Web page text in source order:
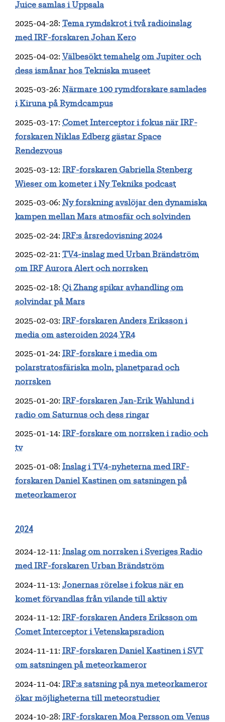
Juice samlas i Uppsala
2025-04-28: Tema rymdskrot i två radioinslag
med IRF-forskaren Johan Kero
2025-04-02: Välbesökt temahelg om Jupiter och
dess ismånar hos Tekniska museet
2025-03-26: Närmare 100 rymdforskare samlades
i Kiruna på Rymdcampus
2025-03-17: Comet Interceptor i fokus när IRF-
forskaren Niklas Edberg gästar Space
Rendezvous
2025-03-12: IRF-forskaren Gabriella Stenberg
Wieser om kometer i Ny Tekniks podcast
2025-03-06: Ny forskning avslöjar den dynamiska
kampen mellan Mars atmosfär och solvinden
2025-02-24: IRF:s årsredovisning 2024
2025-02-21: TV4-inslag med Urban Brändström
om IRF Aurora Alert och norrsken
2025-02-18: Qi Zhang spikar avhandling om
solvindar på Mars
2025-02-03: IRF-forskaren Anders Eriksson i
media om asteroiden 2024 YR4
2025-01-24: IRF-forskare i media om
polarstratosfäriska moln, planetparad och
norrsken
2025-01-20: IRF-forskaren Jan-Erik Wahlund i
radio om Saturnus och dess ringar
2025-01-14: IRF-forskare om norrsken i radio och
tv
2025-01-08: Inslag i TV4-nyheterna med IRF-
forskaren Daniel Kastinen om satsningen på
meteorkameror
2024
2024-12-11: Inslag om norrsken i Sveriges Radio
med IRF-forskaren Urban Brändström
2024-11-13: Jonernas rörelse i fokus när en
komet förvandlas från vilande till aktiv
2024-11-12: IRF-forskaren Anders Eriksson om
Comet Interceptor i Vetenskapsradion
2024-11-11 : IRF-forskaren Daniel Kastinen i SVT
om satsningen på meteorkameror
2024-11-04: IRF:s satsning på nya meteorkameror
ökar möjligheterna till meteorstudier
2024-10-28: IRF-forskaren Moa Persson om Venus